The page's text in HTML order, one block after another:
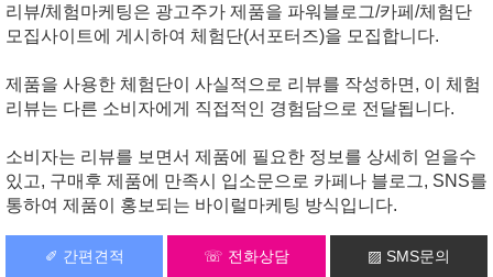
리뷰/체험마케팅은 광고주가 제품을 파워블로그/카페/체험단
모집사이트에 게시하여 체험단(서포터즈)을 모집합니다.
제품을 사용한 체험단이 사실적으로 리뷰를 작성하면, 이 체험
리뷰는 다른 소비자에게 직접적인 경험담으로 전달됩니다.
소비자는 리뷰를 보면서 제품에 필요한 정보를 상세히 얻을수
있고, 구매후 제품에 만족시 입소문으로 카페나 블로그, SNS를
통하여 제품이 홍보되는 바이럴마케팅 방식입니다.
✐ 간편견적 ☏ 전화상담 ▨ SMS문의